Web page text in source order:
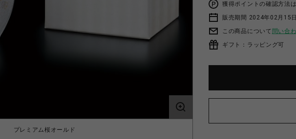
プレミアム桜オールド
獲得ポイントの確認方法は
販売期間 2024年02月15
この商品について 問い合
ギフト：ラッピング可